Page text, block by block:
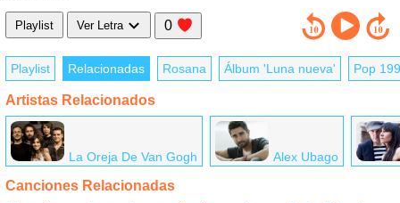
Playlist Ver Letra 0
Playlist Relacionadas Rosana Álbum 'Luna nueva' Pop
Artistas Relacionados
La Oreja De Van Gogh Alex Ubago
Canciones Relacionadas